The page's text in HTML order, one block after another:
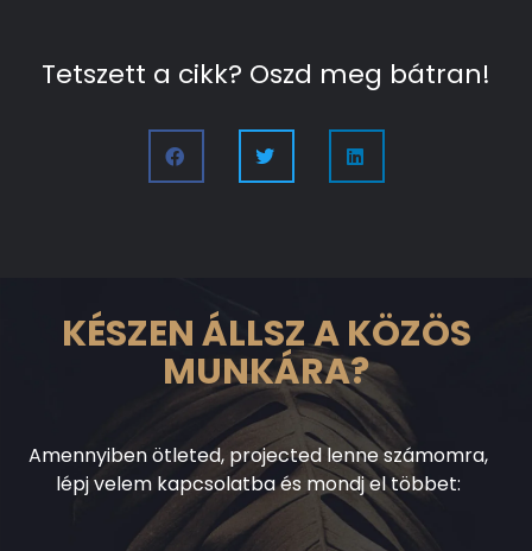
Tetszett a cikk? Oszd meg bátran!
KÉSZEN ÁLLSZ A KÖZÖS
MUNKÁRA?
Amennyiben ötleted, projected lenne számomra,
lépj velem kapcsolatba és mondj el többet: